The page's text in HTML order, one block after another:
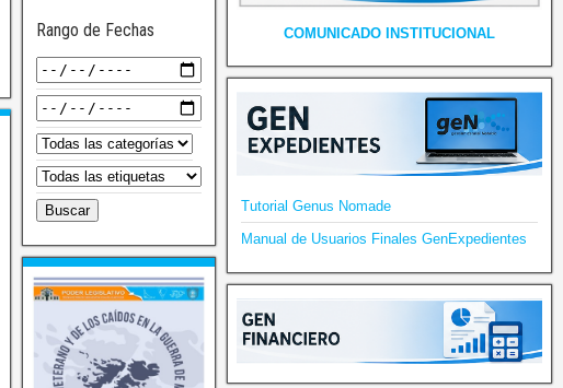
Rango de Fechas COMUNICADO INSTITUCIONAL
Tutorial Genus Nomade
Manual de Usuarios Finales GenExpedientes